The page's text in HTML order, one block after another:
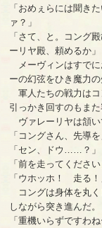
「おめぇらには聞き
ァ？」
「さて、と。コング
ーリヤ殿、頼めるか」
メーヴィンはすでに
ーの幻弦をひき魔力の
軍人たちの戦力はコ
引っかき回すのもまた
ヴァレーリヤは頷い
「コングさん、先導を
「セン、ドウ……？」
「前を走ってください
「ウホッホ！ 走る！
コングは身体を丸く
しながら突き進んだ。
「重機いらずですわね